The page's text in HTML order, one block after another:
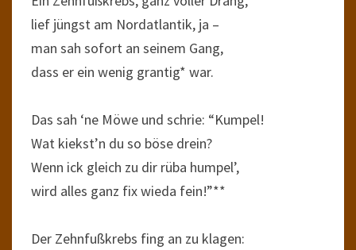
lief jüngst am Nordatlantik, ja –
man sah sofort an seinem Gang,
dass er ein wenig grantig* war.
Das sah ‘ne Möwe und schrie: “Kumpel!
Wat kiekst’n du so böse drein?
Wenn ick gleich zu dir rüba humpel’,
wird alles ganz fix wieda fein!”**
Der Zehnfußkrebs fing an zu klagen: